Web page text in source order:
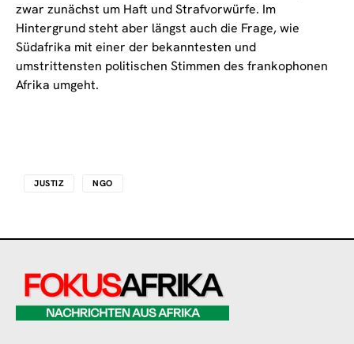
zwar zunächst um Haft und Strafvorwürfe. Im
Hintergrund steht aber längst auch die Frage, wie
Südafrika mit einer der bekanntesten und
umstrittensten politischen Stimmen des frankophonen
Afrika umgeht.
JUSTIZ NGO